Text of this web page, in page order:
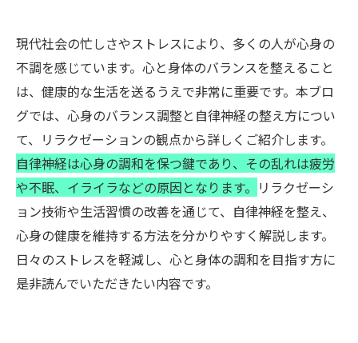
現代社会の忙しさやストレスにより、多くの人が心身の
不調を感じています。心と身体のバランスを整えること
は、健康的な生活を送るうえで非常に重要です。本ブロ
グでは、心身のバランス調整と自律神経の整え方につい
て、リラクゼーションの観点から詳しくご紹介します。
自律神経は心身の調和を保つ鍵であり、その乱れは疲労
や不眠、イライラなどの原因となります。 リラクゼーシ
ョン技術や生活習慣の改善を通じて、自律神経を整え、
心身の健康を維持する方法を分かりやすく解説します。
日々のストレスを軽減し、心と身体の調和を目指す方に
是非読んでいただきたい内容です。